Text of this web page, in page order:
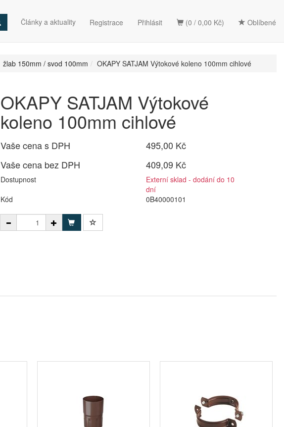
(0 / 0,00 Kč) Oblíbené
Články a aktuality Registrace Přihlásit
žlab 150mm / svod 100mm OKAPY SATJAM Výtokové koleno 100mm cihlové
OKAPY SATJAM Výtokové
koleno 100mm cihlové
Vaše cena s DPH
495,00 Kč
Vaše cena bez DPH
409,09 Kč
Dostupnost
Externí sklad - dodání do 10
dní
Kód
0B40000101